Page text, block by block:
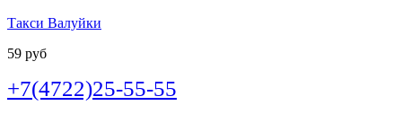
Такси Валуйки
59 руб
+7(4722)25-55-55